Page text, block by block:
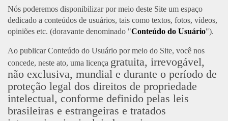
Nós poderemos disponibilizar por meio deste Site um espaço
dedicado a conteúdos de usuários, tais como textos, fotos, vídeos,
opiniões etc. (doravante denominado "Conteúdo do Usuário").
Ao publicar Conteúdo do Usuário por meio do Site, você nos
concede, neste ato, uma licença gratuita, irrevogável,
não exclusiva, mundial e durante o período de
proteção legal dos direitos de propriedade
intelectual, conforme definido pelas leis
brasileiras e estrangeiras e tratados